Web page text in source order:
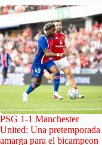
PSG 1-1 Manchester
United: Una pretemporada
amarga para el bicampeon